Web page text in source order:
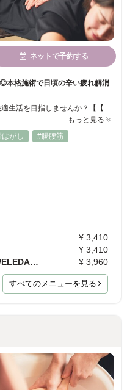
ネットで予約する
本格施術で日頃の辛い疲れ解消
もっと見る
がし
#腸腰筋
¥ 3,410
¥ 3,410
足つぼ反射区療法30分コース（WELEDAオーガニックア…
¥ 3,960
すべてのメニューを見る